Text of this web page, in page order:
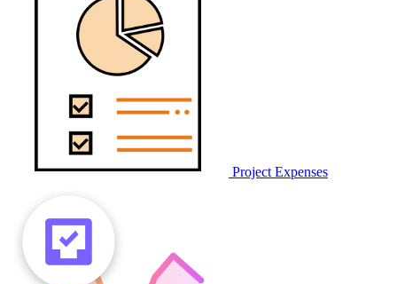
Project Expenses